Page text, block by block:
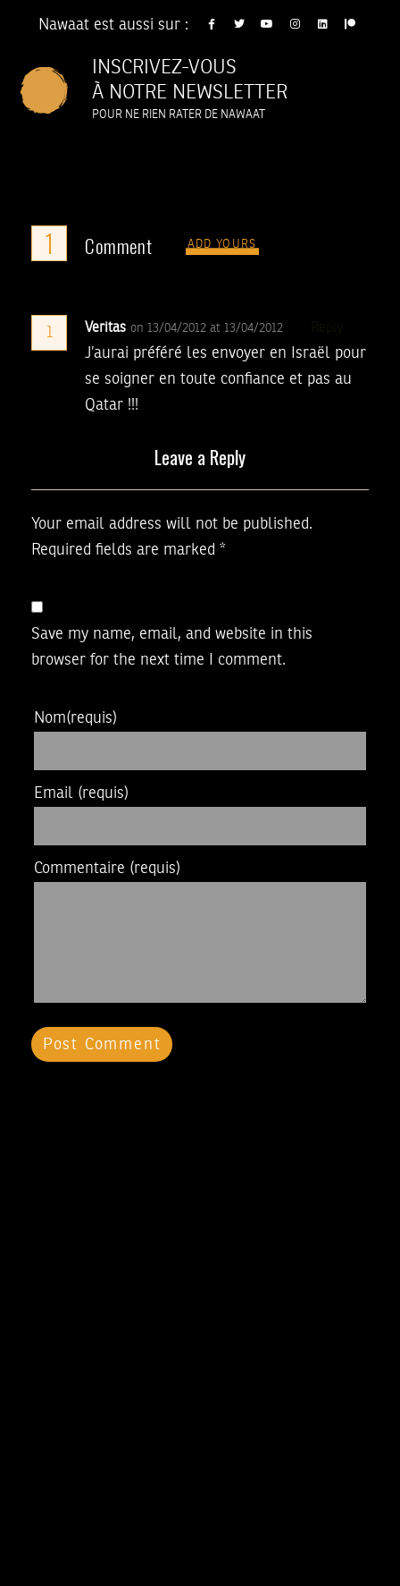
Nawaat est aussi sur :
INSCRIVEZ-VOUS
À NOTRE NEWSLETTER
POUR NE RIEN RATER DE NAWAAT
1 Comment ADD YOURS
1 Veritas on 13/04/2012 at 13/04/2012
J’aurai préféré les envoyer en Israël pour
se soigner en toute confiance et pas au
Qatar !!!
Leave a Reply
Your email address will not be published.
Required fields are marked *
Save my name, email, and website in this
browser for the next time I comment.
Nom(requis)
Email (requis)
Commentaire (requis)